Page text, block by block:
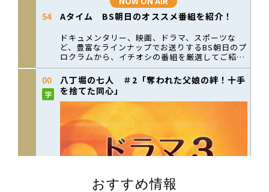
おすすめ情報